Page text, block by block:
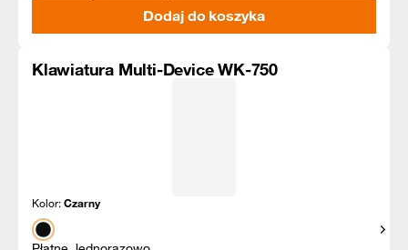
Dodaj do koszyka
Klawiatura Multi-Device WK-750
Kolor:Czarny